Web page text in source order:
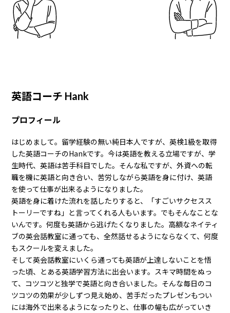
英語コーチ Hank
プロフィール
はじめまして。留学経験の無い純日本人ですが、英検1級を取得
した英語コーチのHankです。今は英語を教える立場ですが、学
生時代、英語は苦手科目でした。そんな私ですが、外資への転
職を機に英語と向き合い、苦労しながら英語を身に付け、英語
を使って仕事が出来るようになりました。
英語を身に着けた流れを話したりすると、「すごいサクセスス
トーリーですね」と言ってくれる人もいます。でもそんなことな
いんです。何度も英語から逃げたくなりました。高額なネイティ
ブの英会話教室に通っても、全然話せるようにならなくて、何度
もスクールを変えました。
そして英会話教室にいくら通っても英語が上達しないことを悟
った頃、とある英語学習方法に出会います。スキマ時間をぬっ
て、コツコツと独学で英語と向き合いました。そんな毎日のコ
ツコツの効果が少しずつ見え始め、苦手だったプレゼンもつい
には海外で出来るようになったりと、仕事の幅も広がっていき